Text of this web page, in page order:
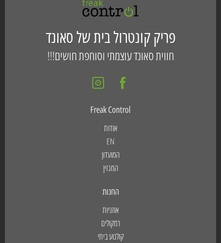
פריק קונטרול בית של סאונד
חווית סאונד עוצמתי וסוחפת חושים!!!
Freak Control
אודות
EN
המועדון
המגזין
החנות
אוזניות
רמקולים
קולנוע ביתי